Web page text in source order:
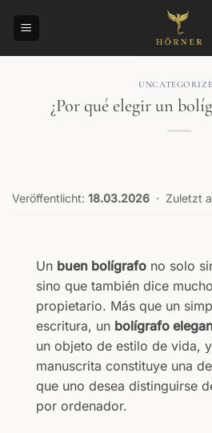
¿Por qué elegir un
Veröffentlicht: 18.03.2026 · Zuletzt
Un buen bolígrafo no solo
sino que también dice
propietario. Más que un
escritura, un bolígrafo
un objeto de estilo de vida,
manuscrita constituye una
que uno desea distinguirse
por ordenador.